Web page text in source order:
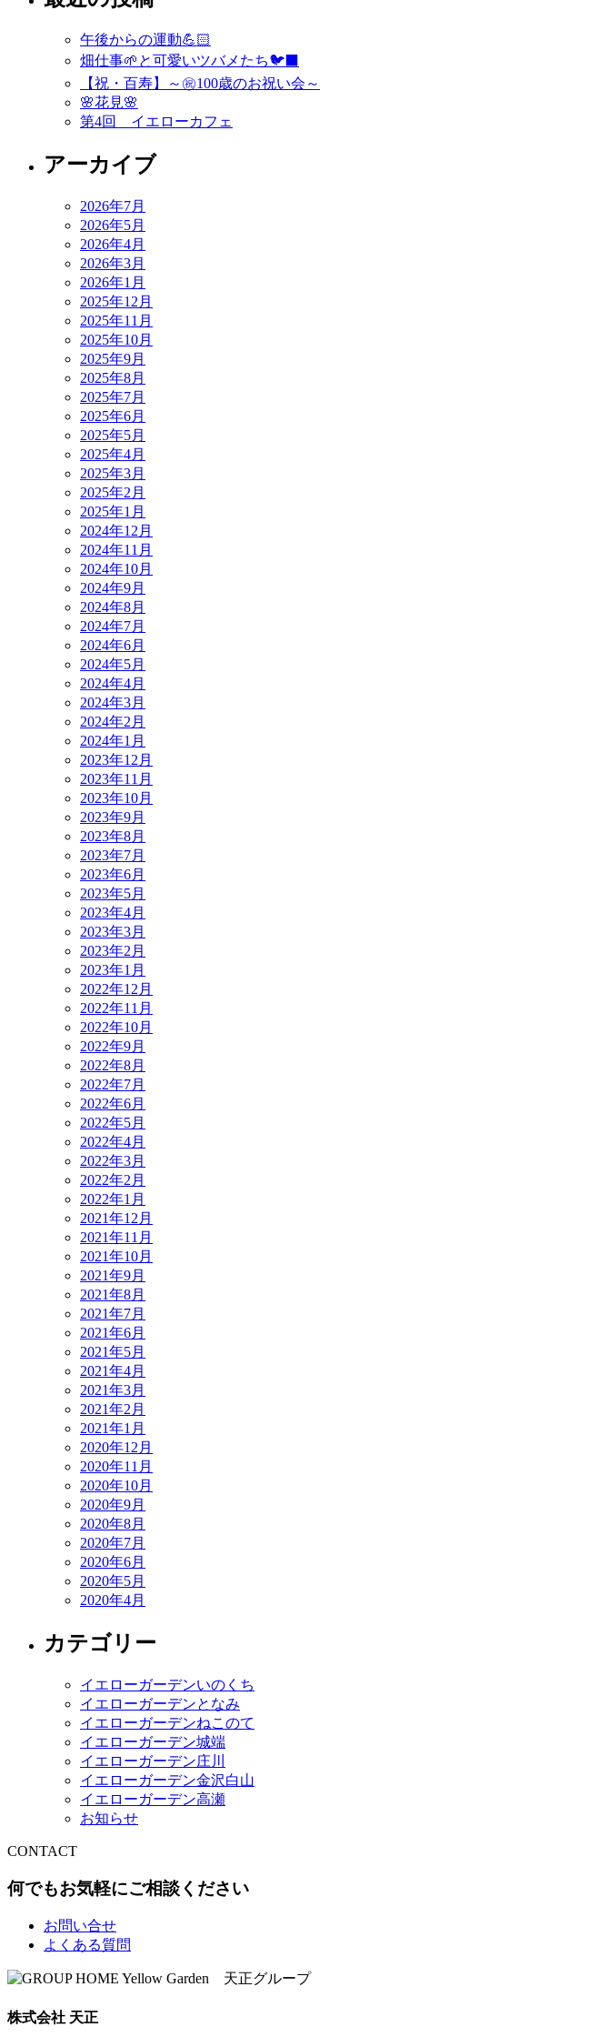
午後からの運動💪🏻
畑仕事🌱と可愛いツバメたち🐦‍⬛
【祝・百寿】～㊗️100歳のお祝い会～
🌸花見🌸
第4回 イエローカフェ
アーカイブ
2026年7月
2026年5月
2026年4月
2026年3月
2026年1月
2025年12月
2025年11月
2025年10月
2025年9月
2025年8月
2025年7月
2025年6月
2025年5月
2025年4月
2025年3月
2025年2月
2025年1月
2024年12月
2024年11月
2024年10月
2024年9月
2024年8月
2024年7月
2024年6月
2024年5月
2024年4月
2024年3月
2024年2月
2024年1月
2023年12月
2023年11月
2023年10月
2023年9月
2023年8月
2023年7月
2023年6月
2023年5月
2023年4月
2023年3月
2023年2月
2023年1月
2022年12月
2022年11月
2022年10月
2022年9月
2022年8月
2022年7月
2022年6月
2022年5月
2022年4月
2022年3月
2022年2月
2022年1月
2021年12月
2021年11月
2021年10月
2021年9月
2021年8月
2021年7月
2021年6月
2021年5月
2021年4月
2021年3月
2021年2月
2021年1月
2020年12月
2020年11月
2020年10月
2020年9月
2020年8月
2020年7月
2020年6月
2020年5月
2020年4月
カテゴリー
イエローガーデンいのくち
イエローガーデンとなみ
イエローガーデンねこのて
イエローガーデン城端
イエローガーデン庄川
イエローガーデン金沢白山
イエローガーデン高瀬
お知らせ
CONTACT
何でもお気軽にご相談ください
お問い合せ
よくある質問
株式会社 天正